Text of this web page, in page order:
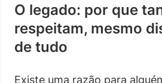
O legado: por que
respeitam, mesmo
de tudo
Existe uma razão para